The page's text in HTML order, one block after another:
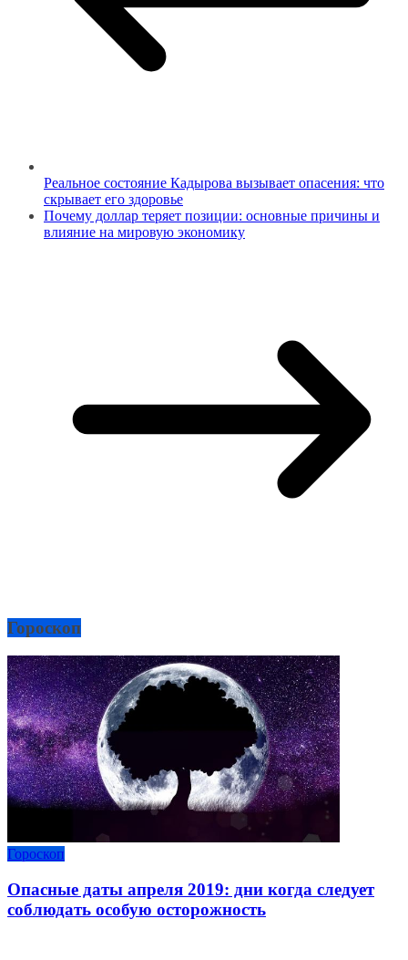
Реальное состояние Кадырова вызывает опасения: что
скрывает его здоровье
Почему доллар теряет позиции: основные причины и
влияние на мировую экономику
Гороскоп
Гороскоп
Опасные даты апреля 2019: дни когда следует
соблюдать особую осторожность